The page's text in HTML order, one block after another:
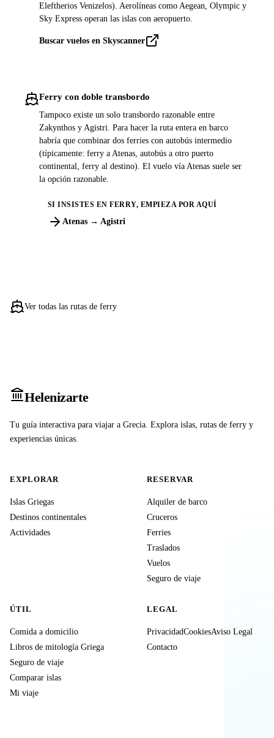
Eleftherios Venizelos). Aerolíneas como Aegean, Olympic y
Sky Express operan las islas con aeropuerto.
Buscar vuelos en Skyscanner
Ferry con doble transbordo
Tampoco existe un solo transbordo razonable entre
Zakynthos y Agistri. Para hacer la ruta entera en barco
habría que combinar dos ferries con autobús intermedio
(típicamente: ferry a Atenas, autobús a otro puerto
continental, ferry al destino). El vuelo vía Atenas suele ser
la opción razonable.
SI INSISTES EN FERRY, EMPIEZA POR AQUÍ
Atenas → Agistri
Ver todas las rutas de ferry
Helenizarte
Tu guía interactiva para viajar a Grecia. Explora islas, rutas de ferry y
experiencias únicas.
EXPLORAR
Islas Griegas
Destinos continentales
Actividades
RESERVAR
Alquiler de barco
Cruceros
Ferries
Traslados
Vuelos
Seguro de viaje
ÚTIL
Comida a domicilio
Libros de mitología Griega
Seguro de viaje
Comparar islas
Mi viaje
LEGAL
PrivacidadCookiesAviso Legal
Contacto